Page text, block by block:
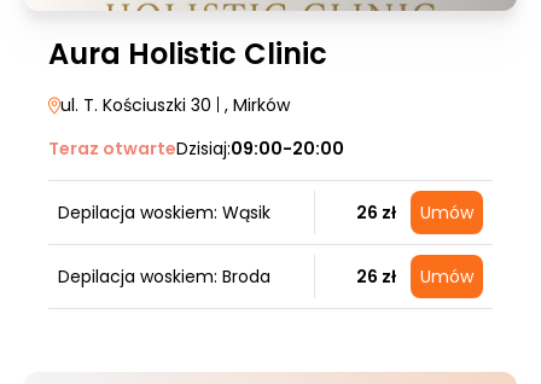
Aura Holistic Clinic
ul. T. Kościuszki 30 , Mirków
Teraz otwarteDzisiaj:09:00-20:00
Depilacja woskiem: Wąsik 26 zł Umów
Depilacja woskiem: Broda 26 zł Umów